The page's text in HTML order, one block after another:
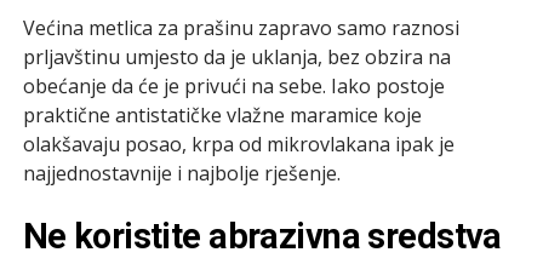
Većina metlica za prašinu zapravo samo raznosi
prljavštinu umjesto da je uklanja, bez obzira na
obećanje da će je privući na sebe. Iako postoje
praktične antistatičke vlažne maramice koje
olakšavaju posao, krpa od mikrovlakana ipak je
najjednostavnije i najbolje rješenje.
Ne koristite abrazivna sredstva